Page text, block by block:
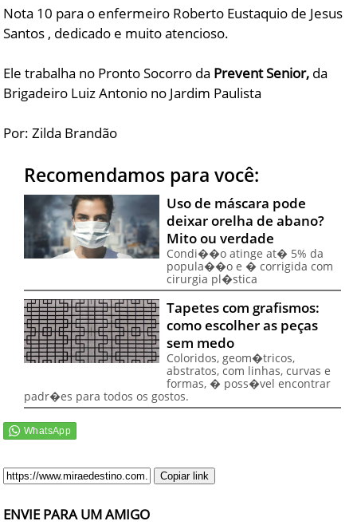
Nota 10 para o enfermeiro Roberto Eustaquio de Jesus
Santos , dedicado e muito atencioso.
Ele trabalha no Pronto Socorro da Prevent Senior, da
Brigadeiro Luiz Antonio no Jardim Paulista
Por: Zilda Brandão
Recomendamos para você:
Uso de máscara pode
deixar orelha de abano?
Mito ou verdade
Condi��o atinge at� 5% da
popula��o e � corrigida com
cirurgia pl�stica
Tapetes com grafismos:
como escolher as peças
sem medo
Coloridos, geom�tricos,
abstratos, com linhas, curvas e
formas, � poss�vel encontrar
padr�es para todos os gostos.
Copiar link
ENVIE PARA UM AMIGO